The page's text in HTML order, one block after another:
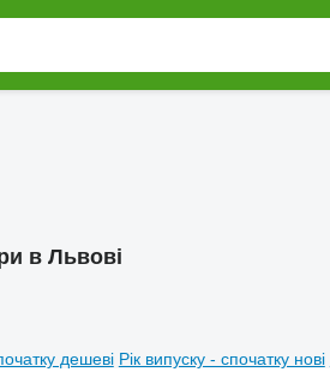
в Львові
дешеві Рік випуску - спочатку нові